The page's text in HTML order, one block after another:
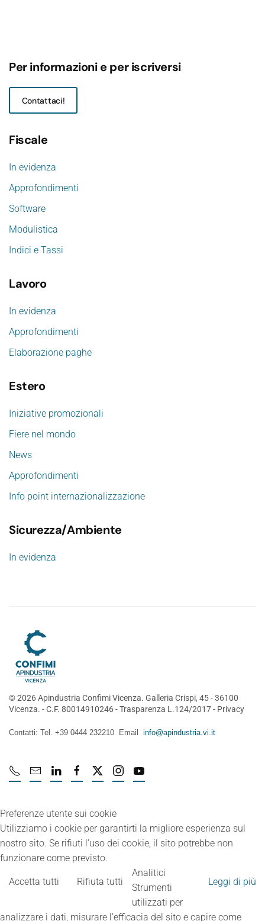
Per informazioni e per iscriversi
Contattaci!
Fiscale
In evidenza
Approfondimenti
Software
Modulistica
Indici e Tassi
Lavoro
In evidenza
Approfondimenti
Elaborazione paghe
Estero
Iniziative promozionali
Fiere nel mondo
News
Approfondimenti
Info point internazionalizzazione
Sicurezza/Ambiente
In evidenza
©2026Apindustria Confimi Vicenza. Galleria Crispi, 45 - 36100
Vicenza. - C.F. 80014910246 -Trasparenza L.124/2017- Privacy
Contatti: Tel. +39 0444 232210 Email info@apindustria.vi.it
Preferenze utente sui cookie
Utilizziamo i cookie per garantirti la migliore esperienza sul
nostro sito. Se rifiuti l’uso dei cookie, il sito potrebbe non
funzionare come previsto.
Accetta tutti Rifiuta tutti Leggi di più
Analitici
Strumenti
utilizzati per
analizzare i dati, misurare l’efficacia del sito e capire come